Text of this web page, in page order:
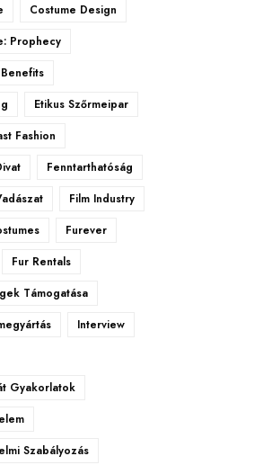
Costume Design
Prophecy
Etikus Szőrmeipar
Fashion
Fenntarthatóság
Film Industry
Furever
Fur Rentals
Támogatása
Interview
Gyakorlatok
Szabályozás